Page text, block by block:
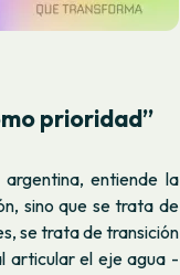
prioridad”
entiende la
sino que se trata de
se trata de transición
articular el eje agua -